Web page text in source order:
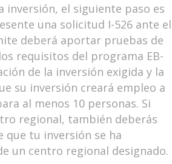
inversión, el siguiente paso es
una solicitud I-526 ante el
deberá aportar pruebas de
requisitos del programa EB-
de la inversión exigida y la
su inversión creará empleo a
al menos 10 personas. Si
regional, también deberás
que tu inversión se ha
un centro regional designado.